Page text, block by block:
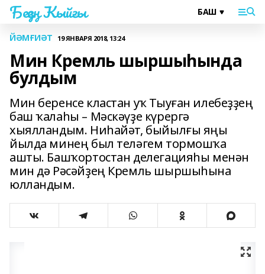
Беҙҙең Ҡыйғы
ЙӘМҒИӘТ 19 ЯНВАРЯ 2018, 13:24
Мин Кремль шыршыһында
булдым
Мин беренсе кластан уҡ Тыуған илебеҙҙең
баш ҡалаһы – Мәскәүҙе күрергә
хыялландым. Ниһайәт, быйылғы яңы
йылда минең был теләгем тормошҡа
ашты. Башҡортостан делегацияһы менән
мин дә Рәсәйҙең Кремль шыршыһына
юлландым.